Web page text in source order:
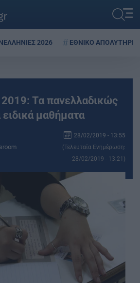
2026 ΕΘΝΙΚΟ ΑΠΟΛΥΤΗΡΙΟ
2019: Τα πανελλαδικώς
μαθήματα
28/02/2019 - 13:55
(Τελευταία Ενημέρωση:
28/02/2019 - 13:21)